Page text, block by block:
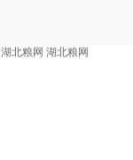
湖北粮网 湖北粮网